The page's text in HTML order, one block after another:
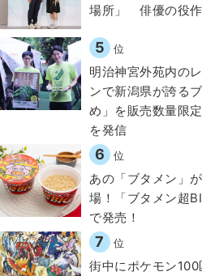
場所」 俳優の役
5 位
明治神宮外苑内の
ンで新潟県が誇る
め」を販売数量限
を発信
6 位
あの「ブタメン」
場！「ブタメン超
で発売！
7 位
街中にポケモン